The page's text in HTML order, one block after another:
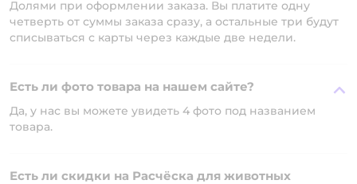
Долями при оформлении заказа. Вы платите одну
четверть от суммы заказа сразу, а остальные три будут
списываться с карты через каждые две недели.
Есть ли фото товара на нашем сайте?
Да, у нас вы можете увидеть 4 фото под названием
товара.
Есть ли скидки на Расчёска для животных